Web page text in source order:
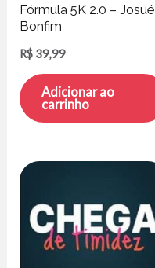
Fórmula 5K 2.0 – Josué
Bonfim
R$ 39,99
Adicionar ao
carrinho